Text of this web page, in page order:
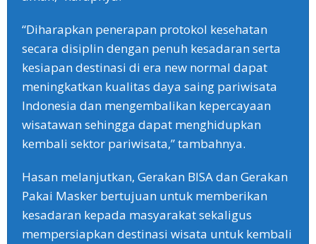
“Diharapkan penerapan protokol kesehatan
secara disiplin dengan penuh kesadaran serta
kesiapan destinasi di era new normal dapat
meningkatkan kualitas daya saing pariwisata
Indonesia dan mengembalikan kepercayaan
wisatawan sehingga dapat menghidupkan
kembali sektor pariwisata,” tambahnya.
Hasan melanjutkan, Gerakan BISA dan Gerakan
Pakai Masker bertujuan untuk memberikan
kesadaran kepada masyarakat sekaligus
mempersiapkan destinasi wisata untuk kembali